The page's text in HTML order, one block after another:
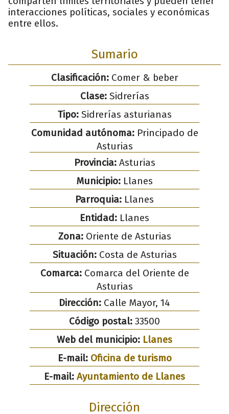
interacciones políticas, sociales y económicas
entre ellos.
Sumario
Clasificación:Comer & beber
Clase:Sidrerías
Tipo:Sidrerías asturianas
Comunidad autónoma:Principado de
Asturias
Provincia:Asturias
Municipio: Llanes
Parroquia: Llanes
Entidad: Llanes
Zona:Oriente de Asturias
Situación:Costa de Asturias
Comarca:Comarca del Oriente de
Asturias
Dirección: Calle Mayor, 14
Código postal: 33500
Web del municipio: Llanes
E-mail: Oficina de turismo
E-mail: Ayuntamiento de Llanes
Dirección